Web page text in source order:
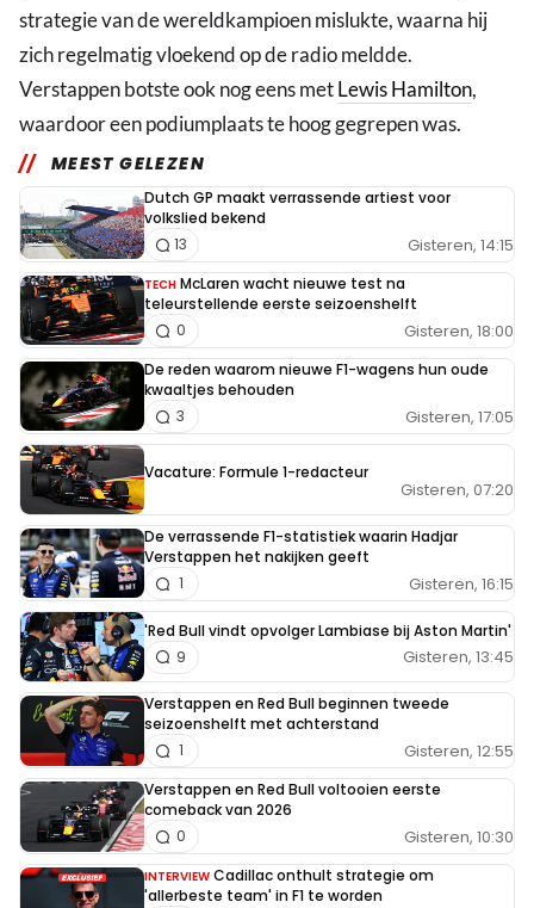
strategie van de wereldkampioen mislukte, waarna hij
zich regelmatig vloekend op de radio meldde.
Verstappen botste ook nog eens metLewis Hamilton,
waardoor een podiumplaats te hoog gegrepen was.
MEEST GELEZEN
Dutch GP maakt verrassende artiest voor
volkslied bekend
Gisteren, 14:15
13
TECH McLaren wacht nieuwe test na
teleurstellende eerste seizoenshelft
Gisteren, 18:00
0
De reden waarom nieuwe F1-wagens hun oude
kwaaltjes behouden
Gisteren, 17:05
3
Vacature: Formule 1-redacteur
Gisteren, 07:20
De verrassende F1-statistiek waarin Hadjar
Verstappen het nakijken geeft
Gisteren, 16:15
1
'Red Bull vindt opvolger Lambiase bij Aston Martin'
Gisteren, 13:45
9
Verstappen en Red Bull beginnen tweede
seizoenshelft met achterstand
Gisteren, 12:55
1
Verstappen en Red Bull voltooien eerste
comeback van 2026
Gisteren, 10:30
0
INTERVIEW Cadillac onthult strategie om
'allerbeste team' in F1 te worden